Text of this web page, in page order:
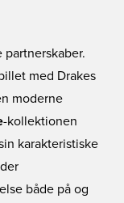
med Drakes
moderne
-kollektionen
karakteristiske
både på og